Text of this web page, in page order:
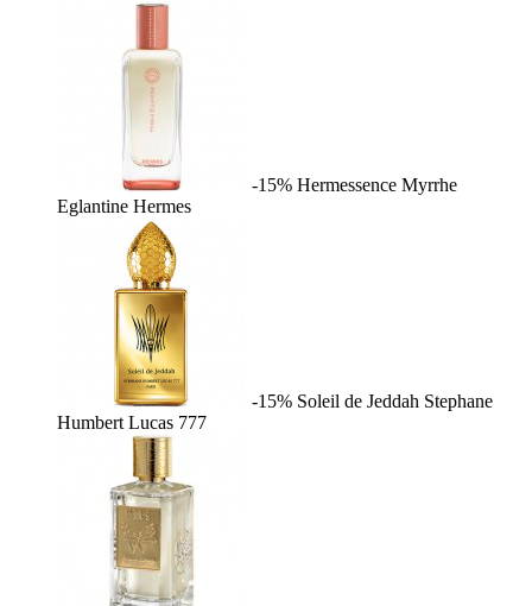
-15% Hermessence Myrrhe
Eglantine Hermes
-15% Soleil de Jeddah Stephane
Humbert Lucas 777